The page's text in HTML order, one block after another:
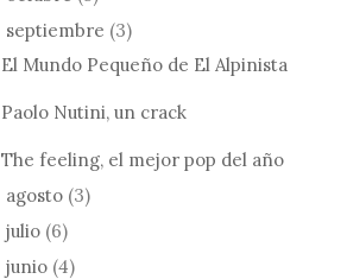
septiembre (3)
El Mundo Pequeño de El Alpinista
Paolo Nutini, un crack
The feeling, el mejor pop del año
agosto (3)
julio (6)
junio (4)